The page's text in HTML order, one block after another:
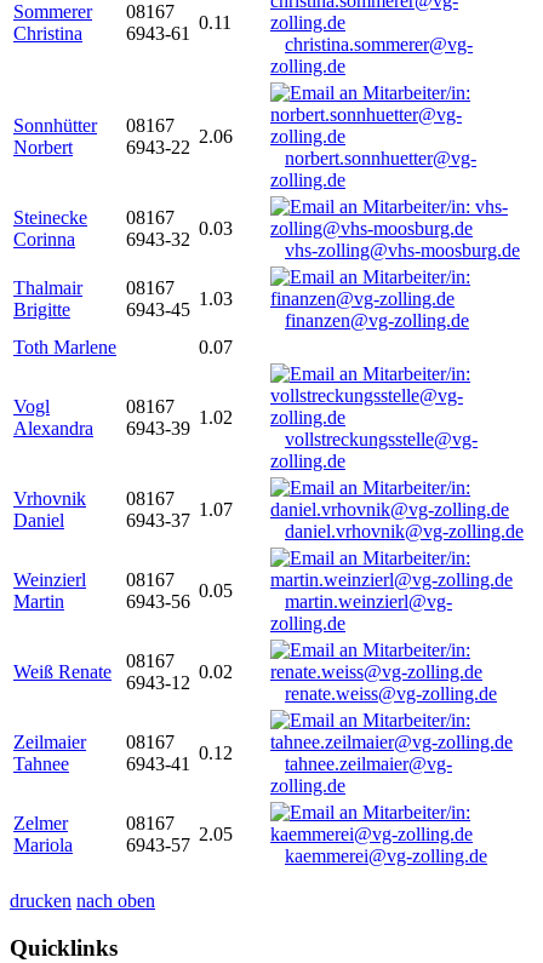
Sommerer
Christina
08167
6943-61
0.11
christina.sommerer@vg-
zolling.de
Sonnhütter
Norbert
08167
6943-22
2.06
norbert.sonnhuetter@vg-
zolling.de
Steinecke
Corinna
08167
6943-32
0.03
vhs-zolling@vhs-moosburg.de
Thalmair
Brigitte
08167
6943-45
1.03
finanzen@vg-zolling.de
Toth Marlene
0.07
Vogl
Alexandra
08167
6943-39
1.02
vollstreckungsstelle@vg-
zolling.de
Vrhovnik
Daniel
08167
6943-37
1.07
daniel.vrhovnik@vg-zolling.de
Weinzierl
Martin
08167
6943-56
0.05
martin.weinzierl@vg-
zolling.de
Weiß Renate
08167
6943-12
0.02
renate.weiss@vg-zolling.de
Zeilmaier
Tahnee
08167
6943-41
0.12
tahnee.zeilmaier@vg-
zolling.de
Zelmer
Mariola
08167
6943-57
2.05
kaemmerei@vg-zolling.de
drucken nach oben
Quicklinks